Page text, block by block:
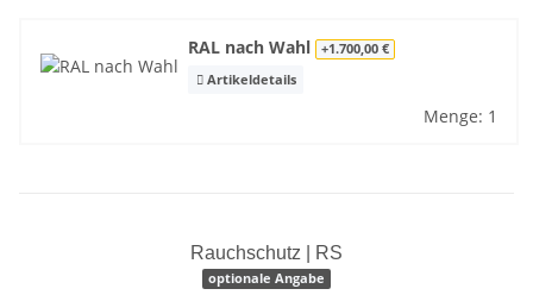
RAL nach Wahl
+1.700,00 €
Artikeldetails
Menge: 1
Rauchschutz | RS
optionale Angabe